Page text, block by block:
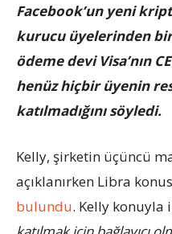
Facebook’un yeni
kurucu üyelerinden
ödeme devi Visa’nın
henüz hiçbir üyenin
katılmadığını söyledi.
Kelly, şirketin üçüncü
açıklanırken Libra
bulundu. Kelly konuyla